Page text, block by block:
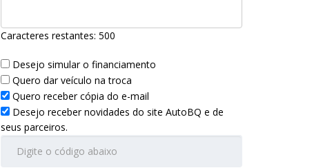
Caracteres restantes: 500
Desejo simular o financiamento
Quero dar veículo na troca
Quero receber cópia do e-mail
Desejo receber novidades do site AutoBQ e de
seus parceiros.